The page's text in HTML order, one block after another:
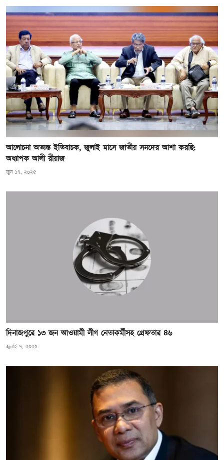
আলোচনা অত্যন্ত ইতিবাচক, জুলাই মাসে জাতীয় সনদের আশা করছি:
অধ্যাপক আলী রীয়াজ
জুন ১৭, ২০২৫
দিনাজপুরে ১৩ জন আওয়ামী লীগ নেতাকর্মীসহ গ্রেফতার ৪৬
জুলাই ৭, ২০২৫